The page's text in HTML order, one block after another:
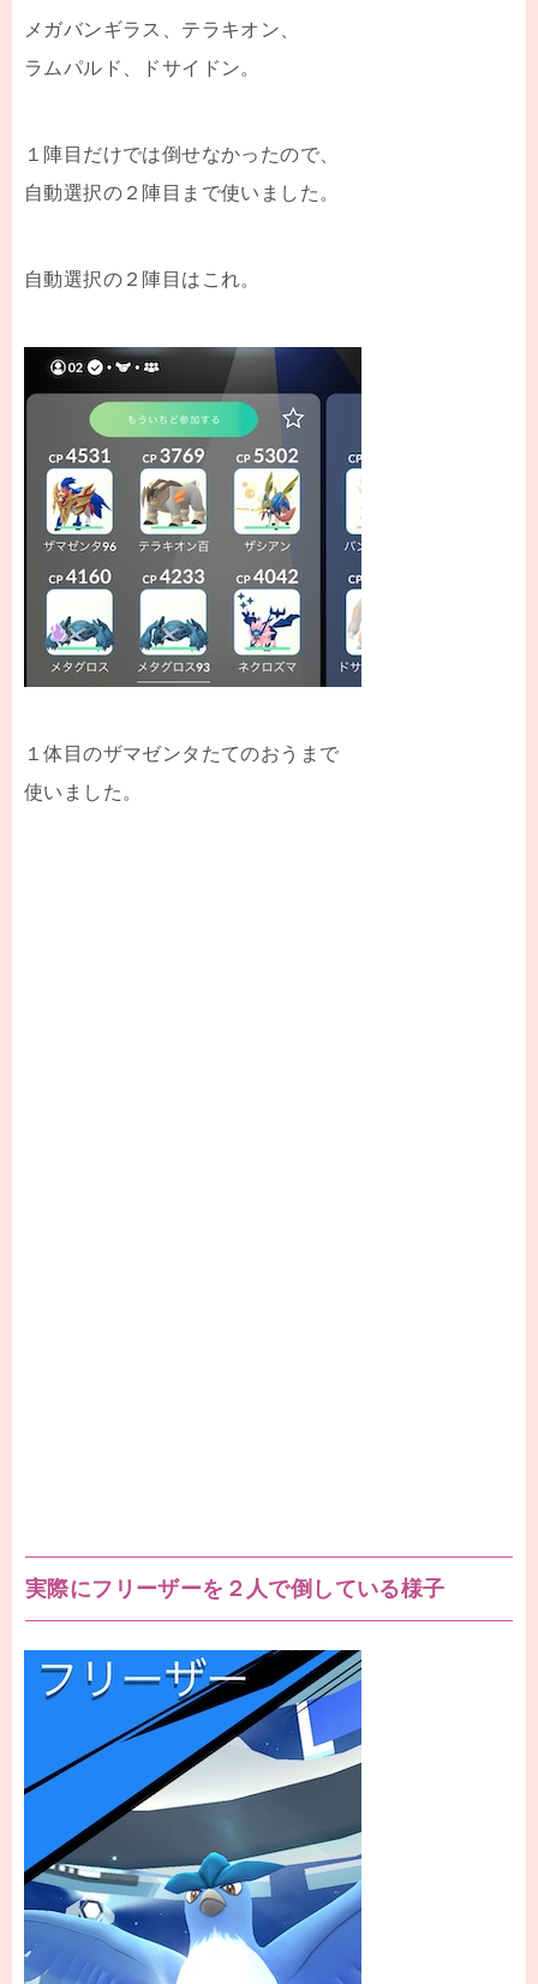
メガバンギラス、テラキオン、
ラムパルド、ドサイドン。
１陣目だけでは倒せなかったので、
自動選択の２陣目まで使いました。
自動選択の２陣目はこれ。
１体目のザマゼンタたてのおうまで
使いました。
実際にフリーザーを２人で倒している様子